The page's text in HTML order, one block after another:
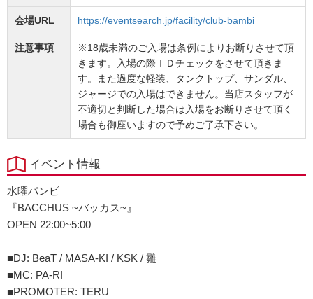
会場URL https://eventsearch.jp/facility/club-bambi
注意事項
※18歳未満のご入場は条例によりお断りさせて頂
きます。入場の際ＩＤチェックをさせて頂きま
す。また過度な軽装、タンクトップ、サンダル、
ジャージでの入場はできません。当店スタッフが
不適切と判断した場合は入場をお断りさせて頂く
場合も御座いますので予めご了承下さい。
イベント情報
水曜パンビ
『BACCHUS ~バッカス~』
OPEN 22:00~5:00
■DJ: BeaT / MASA-KI / KSK / 雛
■MC: PA-RI
■PROMOTER: TERU